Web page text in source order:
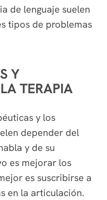
de lenguaje suelen
tipos de problemas
Y
TERAPIA
y los
depender del
y de su
es mejorar los
es suscribirse a
en la articulación.